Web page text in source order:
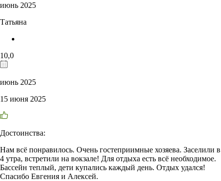
июнь 2025
Татьяна
10,0
июнь 2025
15 июня 2025
Достоинства:
Нам всё понравилось. Очень гостеприимные хозяева. Заселили в
4 утра, встретили на вокзале! Для отдыха есть всё необходимое.
Бассейн теплый, дети купались каждый день. Отдых удался!
Спасибо Евгения и Алексей.